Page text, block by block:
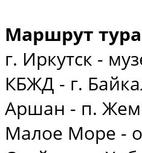
Маршрут
г. Иркутск -
КБЖД - г.
Аршан - п.
Малое Море -